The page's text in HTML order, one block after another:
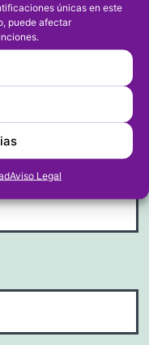
únicas en este
puede afectar
Aviso Legal